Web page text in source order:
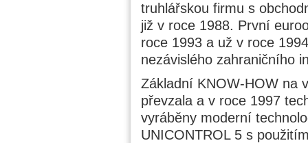
truhlářskou firmu s
již v roce 1988. První
roce 1993 a už v roce
nezávislého zahraničního
Základní KNOW-HOW na
převzala a v roce 1997
vyráběny moderní
UNICONTROL 5 s